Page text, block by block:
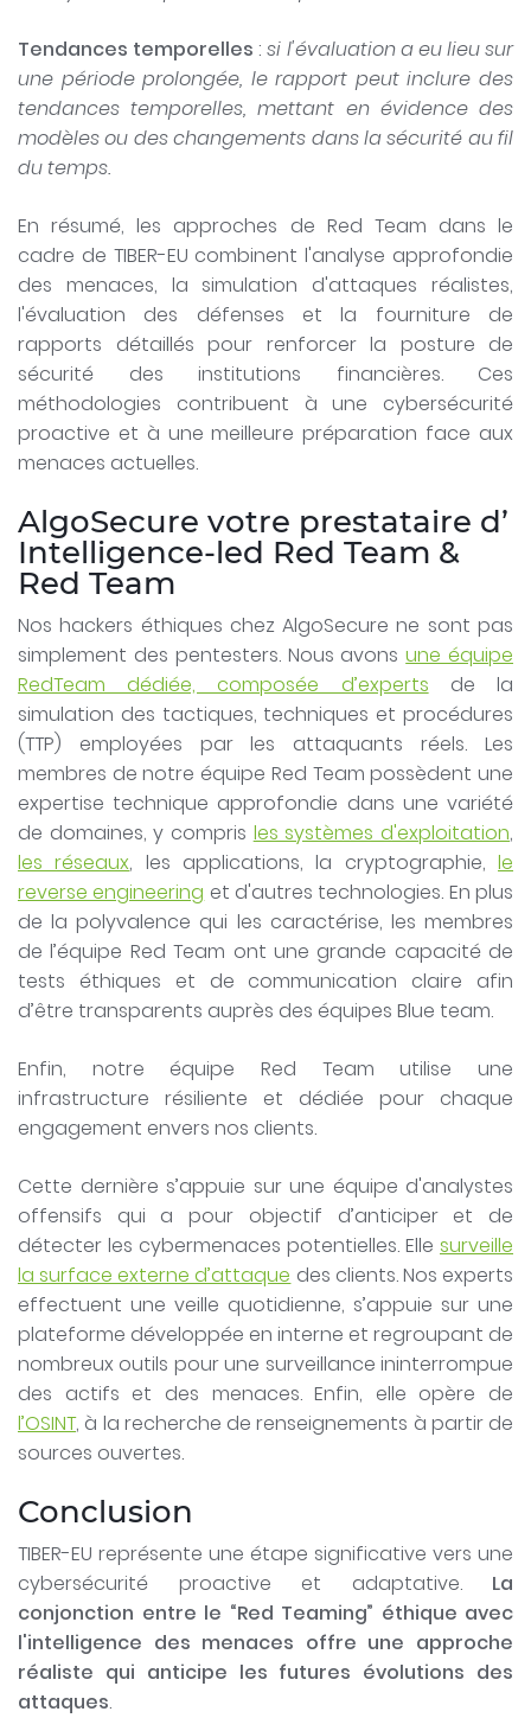
Tendances temporelles :si l'évaluation a eu lieu sur
une période prolongée, le rapport peut inclure des
tendances temporelles, mettant en évidence des
modèles ou des changements dans la sécurité au fil
du temps.
En résumé, les approches de Red Team dans le
cadre de TIBER-EU combinent l'analyse approfondie
des menaces, la simulation d'attaques réalistes,
l'évaluation des défenses et la fourniture de
rapports détaillés pour renforcer la posture de
sécurité des institutions financières. Ces
méthodologies contribuent à une cybersécurité
proactive et à une meilleure préparation face aux
menaces actuelles.
AlgoSecure votre prestataire d’
Intelligence-led Red Team &
Red Team
Nos hackers éthiques chez AlgoSecure ne sont pas
simplement des pentesters. Nous avonsune équipe
RedTeam dédiée, composée d’experts de la
simulation des tactiques, techniques et procédures
(TTP) employées par les attaquants réels. Les
membres de notre équipe Red Team possèdent une
expertise technique approfondie dans une variété
de domaines, y compris les systèmes d'exploitation,
les réseaux, les applications, la cryptographie,le
reverse engineering et d'autres technologies. En plus
de la polyvalence qui les caractérise, les membres
de l’équipe Red Team ont une grande capacité de
tests éthiques et de communication claire afin
d’être transparents auprès des équipes Blue team.
Enfin, notre équipe Red Team utilise une
infrastructure résiliente et dédiée pour chaque
engagement envers nos clients.
Cette dernière s’appuie sur une équipe d'analystes
offensifs qui a pour objectif d’anticiper et de
détecter les cybermenaces potentielles. Elle surveille
la surface externe d’attaque des clients. Nos experts
effectuent une veille quotidienne, s’appuie sur une
plateforme développée en interne et regroupant de
nombreux outils pour une surveillance ininterrompue
des actifs et des menaces. Enfin, elle opère de
l’OSINT, à la recherche de renseignements à partir de
sources ouvertes.
Conclusion
TIBER-EU représente une étape significative vers une
cybersécurité proactive et adaptative. La
conjonction entre le “Red Teaming” éthique avec
l'intelligence des menaces offre une approche
réaliste qui anticipe les futures évolutions des
attaques.